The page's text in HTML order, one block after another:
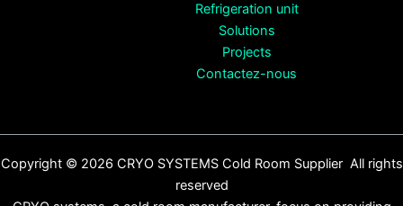
Refrigeration unit
Solutions
Projects
Contactez-nous
Copyright © 2026 CRYO SYSTEMS Cold Room Supplier All rights
reserved